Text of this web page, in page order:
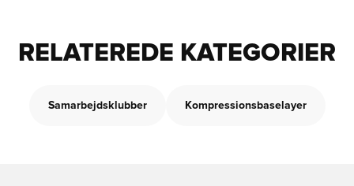
RELATEREDE KATEGORIER
Samarbejdsklubber Kompressionsbaselayer